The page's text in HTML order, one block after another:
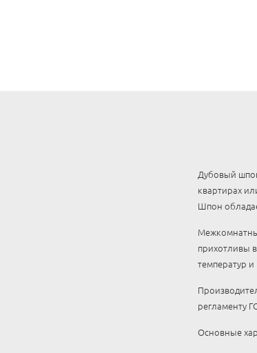
Дубовый
квартирах
Шпон
прихотливы
температур
регламенту
Основные